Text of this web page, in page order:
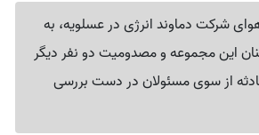
شرکت دماوند انرژی در عسلویه، به
این مجموعه و مصدومیت دو نفر دیگر
از سوی مسئولان در دست بررسی